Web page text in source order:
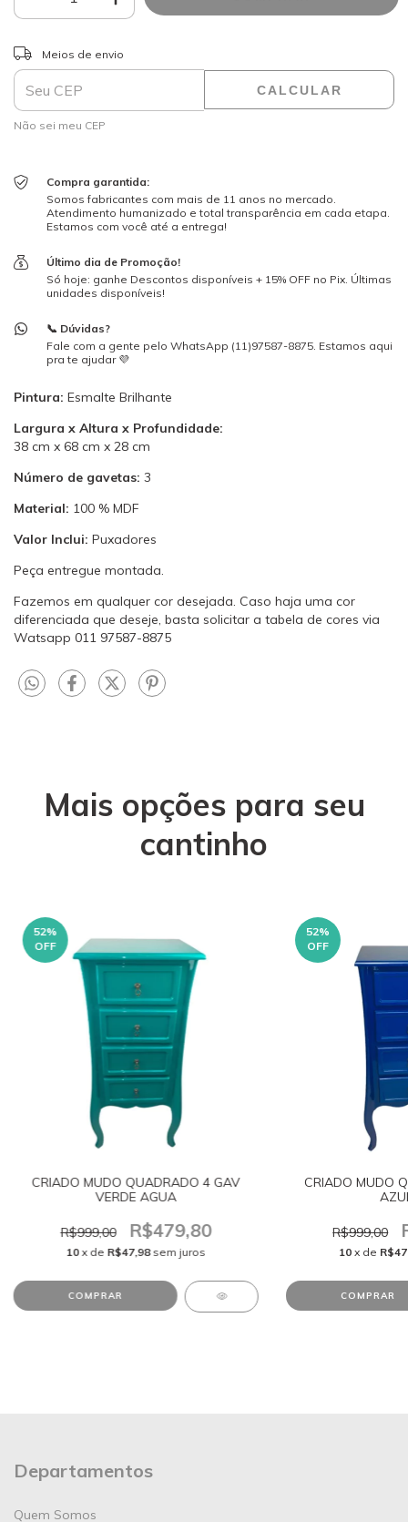
Entregas para o CEP:
Meios de envio
CALCULAR
Não sei meu CEP
Compra garantida:
Somos fabricantes com mais de 11 anos no mercado.
Atendimento humanizado e total transparência em cada etapa.
Estamos com você até a entrega!
Último dia de Promoção!
Só hoje: ganhe Descontos disponíveis + 15% OFF no Pix. Últimas
unidades disponíveis!
📞 Dúvidas?
Fale com a gente pelo WhatsApp (11)97587-8875. Estamos aqui
pra te ajudar 💜
Pintura: Esmalte Brilhante
Largura x Altura x Profundidade:
38 cm x 68 cm x 28 cm
Número de gavetas: 3
Material: 100 % MDF
Valor Inclui: Puxadores
Peça entregue montada.
Fazemos em qualquer cor desejada. Caso haja uma cor
diferenciada que deseje, basta solicitar a tabela de cores via
Watsapp 011 97587-8875
Mais opções para seu
cantinho
52%
OFF
CRIADO MUDO QUADRADO 4 GAV
VERDE AGUA
R$999,00 R$479,80
10 x de R$47,98 sem juros
52%
OFF
CRIADO MUDO
R$999,00
10 x de
Departamentos
Quem Somos